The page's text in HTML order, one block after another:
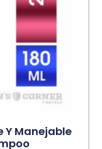
Y Manejable